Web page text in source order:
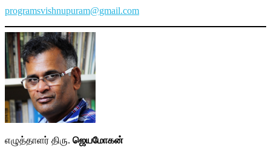
programsvishnupuram@gmail.com
எழுத்தாளர் திரு. ஜெயமோகன்